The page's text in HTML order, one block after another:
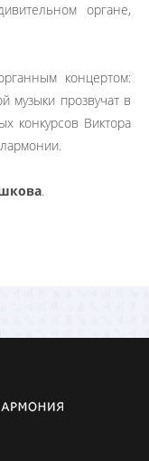
органе,
концертом:
музыки прозвучат в
конкурсов Виктора
.